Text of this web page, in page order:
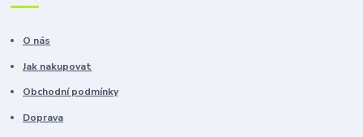
O nás
Jak nakupovat
Obchodní podmínky
Doprava